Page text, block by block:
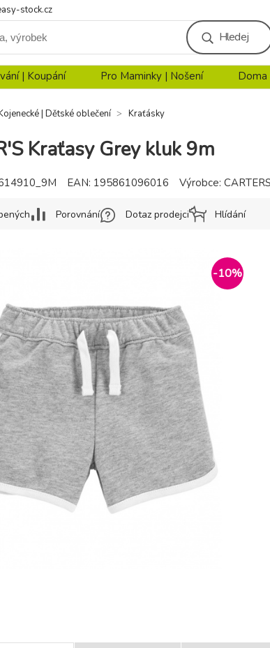
stock.cz
Hledej
| Koupání Pro Maminky | Nošení Doma
| Dětské oblečení Kraťásky
Kraťasy Grey kluk 9m
-10%
EAN: 195861096016 Výrobce: CARTERS
Porovnání Dotaz prodejci Hlídání